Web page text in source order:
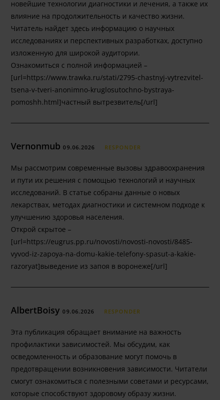
новейшие технологии диагностики и лечения, а также их
влияние на продолжительность и качество жизни.
Читатель найдет здесь информацию о научных
исследованиях и перспективных разработках, доступно
изложенную для широкой аудитории.
Ознакомиться с полной информацией –
[url=https://www.trawka.ru/stati/2795-chastnyj-vytrezvitel-
tsena-v-tveri-anonimno-kruglosutochno-bystraya-
pomoshh.html]частный вытрезвитель[/url]
Vernonmub09.06.2026 RESPONDER
Мы рассмотрим современные вызовы здравоохранения
и пути их решения с помощью технологий и научных
исследований. В статье собраны данные о новых
лекарствах, методах диагностики и системном подходе к
улучшению здоровья населения.
Открой скрытое –
[url=https://eugrus.pp.ru/novosti/novosti-novosti/8485-
vyvod-iz-zapoya-na-domu-kakie-telefony-spasut-a-kakie-
razoryat]выведение из запоя в воронеже[/url]
AlbertBoisy09.06.2026 RESPONDER
Эта публикация обращает внимание на важность
профилактики зависимостей. Мы обсудим, как
осведомленность и образование могут помочь в
предотвращении возникновения зависимости. Читатели
смогут ознакомиться с полезными советами и ресурсами,
которые способствуют здоровому образу жизни.